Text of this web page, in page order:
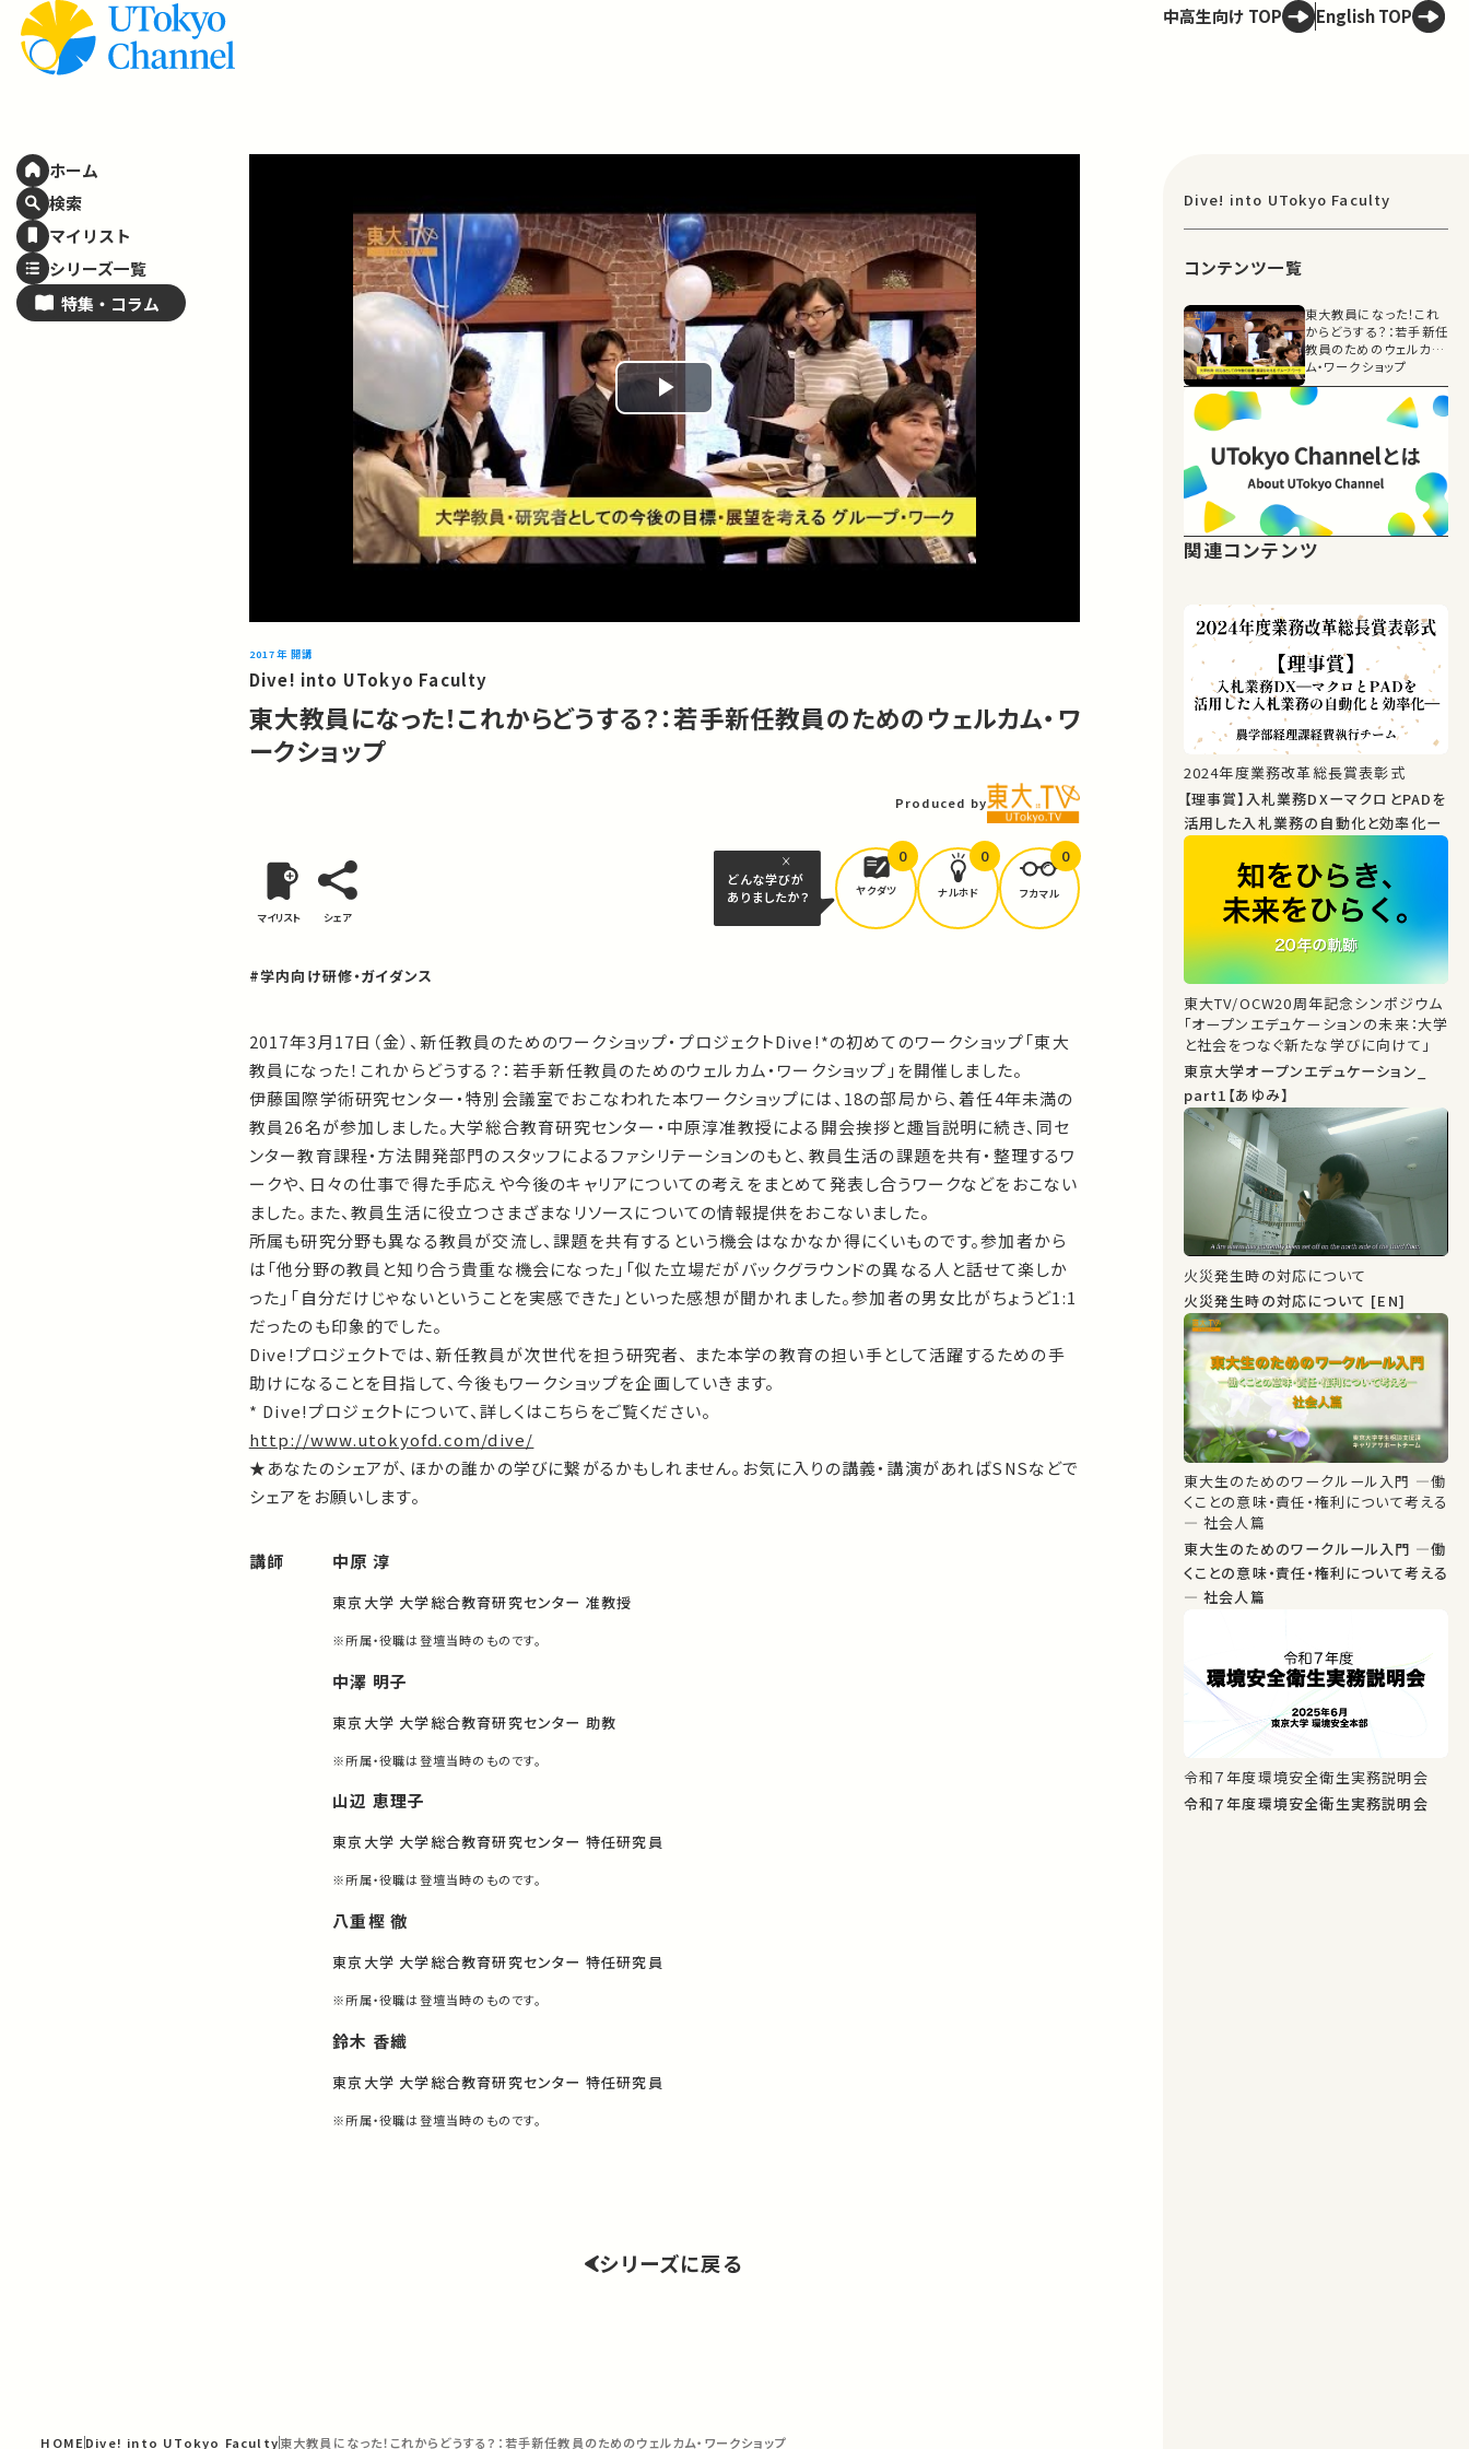
ホーム
検索
マイリスト
シリーズ一覧
特集・ コラム
中高生向け TOP English TOP
Play
Video
2017年 開講
Dive! into UTokyo Faculty
東大教員になった！これからどうする？：若手新任教員のためのウェルカム・ワ
ークショップ
Produced by
マイリスト シェア
どんな学びが
ありましたか？
ヤクダツ
0
ナルホド
0
フカマル
0
#学内向け研修・ガイダンス
2017年3月17日（金）、新任教員のためのワークショップ・プロジェクトDive!*の初めてのワークショップ「東大
教員になった！これからどうする？：若手新任教員のためのウェルカム・ワークショップ」を開催しました。
伊藤国際学術研究センター・特別会議室でおこなわれた本ワークショップには、18の部局から、着任4年未満の
教員26名が参加しました。大学総合教育研究センター・中原淳准教授による開会挨拶と趣旨説明に続き、同セ
ンター教育課程・方法開発部門のスタッフによるファシリテーションのもと、教員生活の課題を共有・整理するワ
ークや、日々の仕事で得た手応えや今後のキャリアについての考えをまとめて発表し合うワークなどをおこない
ました。また、教員生活に役立つさまざまなリソースについての情報提供をおこないました。
所属も研究分野も異なる教員が交流し、課題を共有するという機会はなかなか得にくいものです。参加者から
は「他分野の教員と知り合う貴重な機会になった」「似た立場だがバックグラウンドの異なる人と話せて楽しか
った」「自分だけじゃないということを実感できた」といった感想が聞かれました。参加者の男女比がちょうど1:1
だったのも印象的でした。
Dive!プロジェクトでは、新任教員が次世代を担う研究者、 また本学の教育の担い手として活躍するための手
助けになることを目指して、今後もワークショップを企画していきます。
* Dive!プロジェクトについて、詳しくはこちらをご覧ください。
http://www.utokyofd.com/dive/
★あなたのシェアが、ほかの誰かの学びに繋がるかもしれません。お気に入りの講義・講演があればSNSなどで
シェアをお願いします。
講師 中原 淳
東京大学 大学総合教育研究センター 准教授
※所属・役職は登壇当時のものです。
中澤 明子
東京大学 大学総合教育研究センター 助教
※所属・役職は登壇当時のものです。
山辺 恵理子
東京大学 大学総合教育研究センター 特任研究員
※所属・役職は登壇当時のものです。
八重樫 徹
東京大学 大学総合教育研究センター 特任研究員
※所属・役職は登壇当時のものです。
鈴木 香織
東京大学 大学総合教育研究センター 特任研究員
※所属・役職は登壇当時のものです。
シリーズに戻る
HOME Dive! into UTokyo Faculty東大教員になった！これからどうする？：若手新任教員のためのウェルカム・ワークショップ
Dive! into UTokyo Faculty
コンテンツ一覧
東大教員になった！これ
からどうする？：若手新任
教員のためのウェルカ
ム・ワークショップ
関連コンテンツ
2024年度業務改革総長賞表彰式
【理事賞】入札業務DXーマクロとPADを
活用した入札業務の自動化と効率化ー
東大TV/OCW20周年記念シンポジウム
「オープンエデュケーションの未来：大学
と社会をつなぐ新たな学びに向けて」
東京大学オープンエデュケーション_
part1【あゆみ】
火災発生時の対応について
火災発生時の対応について [EN]
東大生のためのワークルール入門 ―働
くことの意味・責任・権利について考える
― 社会人篇
東大生のためのワークルール入門 ―働
くことの意味・責任・権利について考える
― 社会人篇
令和７年度環境安全衛生実務説明会
令和７年度環境安全衛生実務説明会